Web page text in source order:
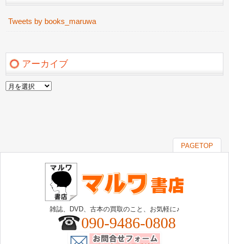
Tweets by books_maruwa
アーカイブ
ア
PAGETOP
雑誌、DVD、古本の買取のこと、お気軽に♪
090-9486-0808